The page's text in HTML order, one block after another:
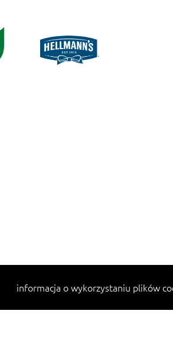
informacja o wykorzystaniu plików
przepisy